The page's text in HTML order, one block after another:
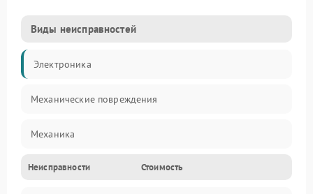
Виды неисправностей
Электроника
Механические повреждения
Механика
Электропитание
Неисправности Стоимость